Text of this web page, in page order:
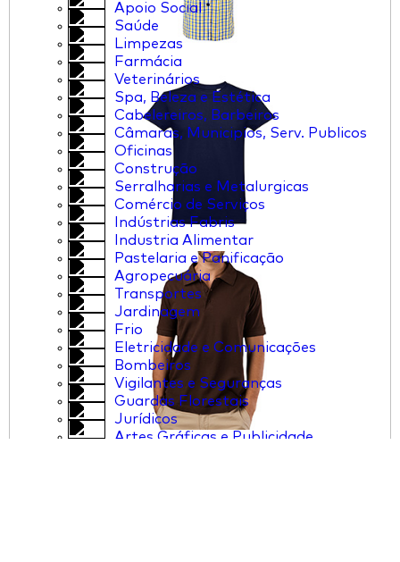
Apoio Social
Saúde
Limpezas
Farmácia
Veterinários
Spa, Beleza e Estética
Cabelereiros, Barbeiros
Câmaras, Municipios, Serv. Publicos
Oficinas
Construção
Serralharias e Metalurgicas
Comércio de Serviços
Indústrias Fabris
Industria Alimentar
Pastelaria e Panificação
Agropecuária
Transportes
Jardinagem
Frio
Eletricidade e Comunicações
Bombeiros
Vigilantes e Seguranças
Guardas Florestais
Jurídicos
Artes Gráficas e Publicidade